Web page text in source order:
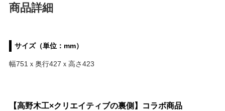
商品詳細
サイズ（単位：mm）
幅751ｘ奥行427ｘ高さ423
【高野木工×クリエイティブの裏側】コラボ商品